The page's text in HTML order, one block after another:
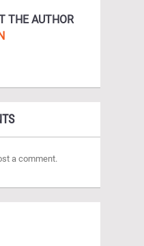
THE AUTHOR
a comment.